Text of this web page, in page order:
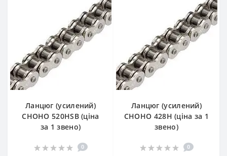
Ланцюг (усилений)
СHOHO 520HSB (ціна
за 1 звено)
0
Ланцюг (усилений)
СHOHO 428H (ціна за 1
звено)
0